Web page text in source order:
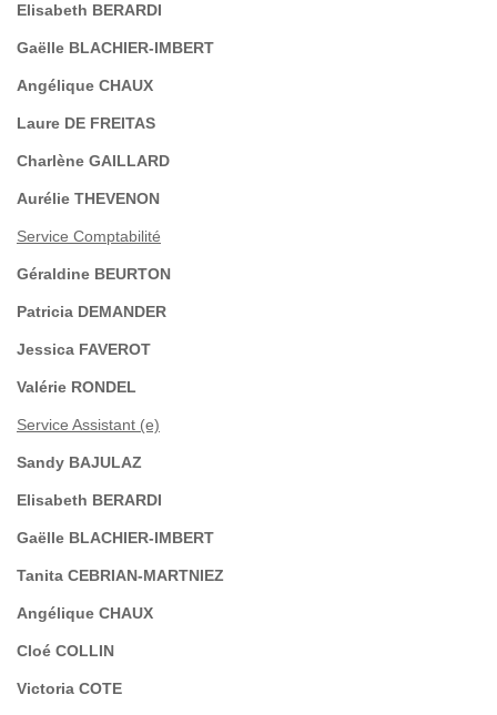
Elisabeth BERARDI
Gaëlle BLACHIER-IMBERT
Angélique CHAUX
Laure DE FREITAS
Charlène GAILLARD
Aurélie THEVENON
Service Comptabilité
Géraldine BEURTON
Patricia DEMANDER
Jessica FAVEROT
Valérie RONDEL
Service Assistant (e)
Sandy BAJULAZ
Elisabeth BERARDI
Gaëlle BLACHIER-IMBERT
Tanita CEBRIAN-MARTNIEZ
Angélique CHAUX
Cloé COLLIN
Victoria COTE